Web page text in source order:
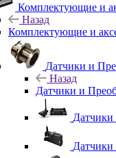
Комплектующие и
Назад
Комплектующие и
Датчики и
Назад
Датчики и
Датчики
Датчики